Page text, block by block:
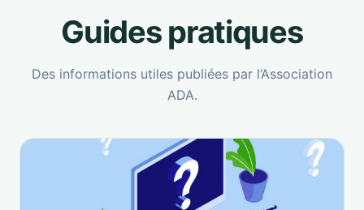
Guides pratiques
Des informations utiles publiées par l’Association
ADA.